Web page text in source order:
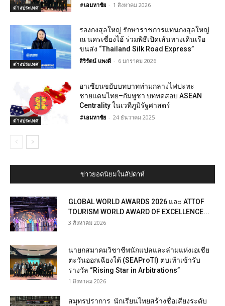
ต่างประเทศ #เอมหาชัย - 1 สิงหาคม 2026
ต่างประเทศ
รองกงสุลใหญ่ รักษาราชการแทนกงสุลใหญ่
ณ นครเซี่ยงไฮ้ ร่วมพิธีเปิดเส้นทางเดินเรือ
ขนส่ง “Thailand Silk Road Express”
สิริรัตน์ แพงดี - 6 มกราคม 2026
ต่างประเทศ
อาเซียนขยับบทบาทท่ามกลางไฟปะทะ
ชายแดนไทย–กัมพูชา บททดสอบ ASEAN
Centrality ในเวทีภูมิรัฐศาสตร์
#เอมหาชัย - 24 ธันวาคม 2025
ข่าวยอดนิยมในสัปดาห์
GLOBAL WORLD AWARDS 2026 และ ATTOF
TOURISM WORLD AWARD OF EXCELLENCE...
3 สิงหาคม 2026
นายกสมาคมวิชาชีพนักแปลและล่ามแห่งเอเชีย
ตะวันออกเฉียงใต้ (SEAProTI) ตบเท้าเข้ารับ
รางวัล “Rising Star in Arbitrations”
1 สิงหาคม 2026
สมุทรปราการ นักเรียนไทยสร้างชื่อเสียงระดับ